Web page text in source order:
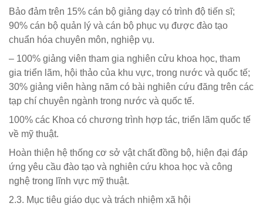
Bảo đảm trên 15% cán bộ giảng dạy có trình độ tiến sĩ;
90% cán bộ quản lý và cán bộ phục vụ được đào tạo
chuẩn hóa chuyên môn, nghiệp vụ.
– 100% giảng viên tham gia nghiên cửu khoa học, tham
gia triển lãm, hội thảo của khu vực, trong nước và quốc tế;
30% giảng viên hàng năm có bài nghiên cứu đăng trên các
tạp chí chuyên ngành trong nước và quốc tế.
100% các Khoa có chương trình hợp tác, triển lãm quốc tế
về mỹ thuật.
Hoàn thiện hệ thống cơ sở vật chất đồng bộ, hiện đại đáp
ứng yêu cầu đào tạo và nghiên cứu khoa học và công
nghệ trong lĩnh vực mỹ thuật.
2.3. Mục tiêu giáo dục và trách nhiệm xã hội